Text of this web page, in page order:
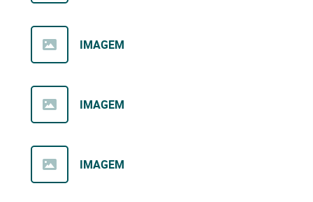
IMAGEM
IMAGEM
IMAGEM